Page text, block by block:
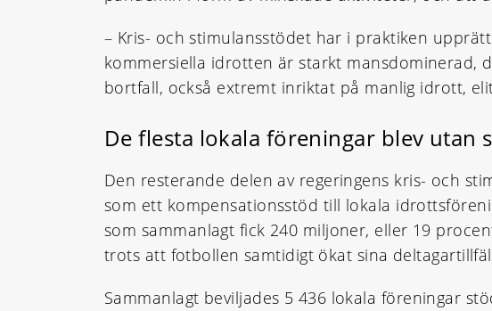
– Kris- och stimulansstödet har i praktiken
kommersiella idrotten är starkt mansdominerad,
bortfall, också extremt inriktat på manlig idrott,
De flesta lokala föreningar blev utan
Den resterande delen av regeringens kris- och
som ett kompensationsstöd till lokala
som sammanlagt fick 240 miljoner, eller 19
trots att fotbollen samtidigt ökat sina
Sammanlagt beviljades 5 436 lokala föreningar